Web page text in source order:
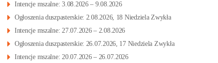
Intencje mszalne: 3.08.2026 – 9.08.2026
Ogłoszenia duszpasterskie: 2.08.2026, 18 Niedziela Zwykła
Intencje mszalne: 27.07.2026 – 2.08.2026
Ogłoszenia duszpasterskie: 26.07.2026, 17 Niedziela Zwykła
Intencje mszalne: 20.07.2026 – 26.07.2026